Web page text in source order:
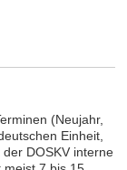
(Neujahr,
Einheit,
DOSKV interne